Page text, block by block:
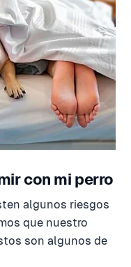
con mi perro
algunos riesgos
que nuestro
son algunos de